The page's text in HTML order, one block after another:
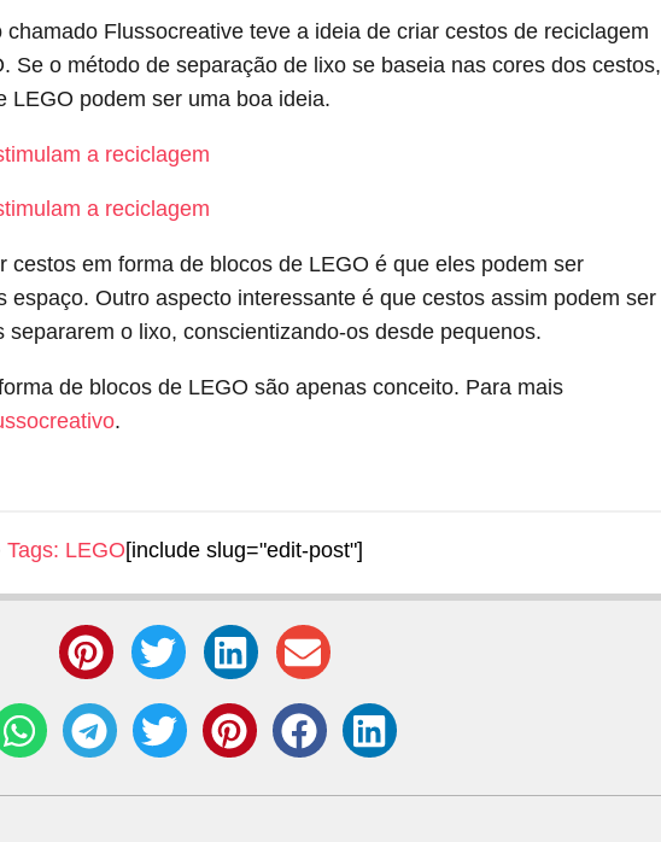
Flussocreative teve a ideia de criar cestos de reciclagem
Se o método de separação de lixo se baseia nas cores dos cestos,
LEGO podem ser uma boa ideia.
cestos em forma de blocos de LEGO é que eles podem ser
espaço. Outro aspecto interessante é que cestos assim podem ser
separarem o lixo, conscientizando-os desde pequenos.
de blocos de LEGO são apenas conceito. Para mais
.
Tags: LEGO[include slug="edit-post"]